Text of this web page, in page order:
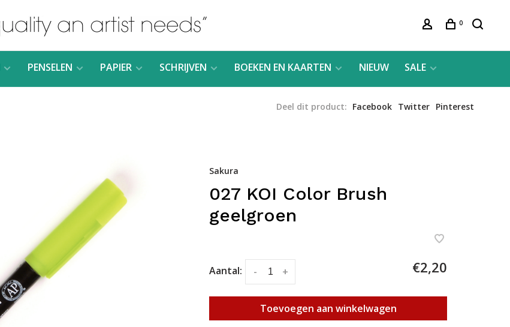
0
PENSELEN PAPIER SCHRIJVEN BOEKEN EN KAARTEN NIEUW SALE
Deel dit product: Facebook Twitter Pinterest
Sakura
027 KOI Color Brush
geelgroen
Aantal: +
- €2,20
Toevoegen aan winkelwagen